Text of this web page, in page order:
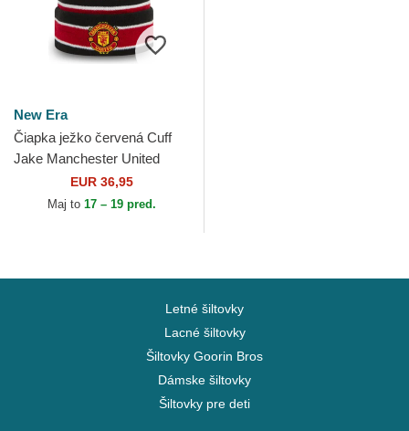
New Era
Čiapka ježko červená Cuff
Jake Manchester United
Football Club Premier League
New Era
EUR 36,95
Maj to 17 – 19 pred.
Letné šiltovky
Lacné šiltovky
Šiltovky Goorin Bros
Dámske šiltovky
Šiltovky pre deti